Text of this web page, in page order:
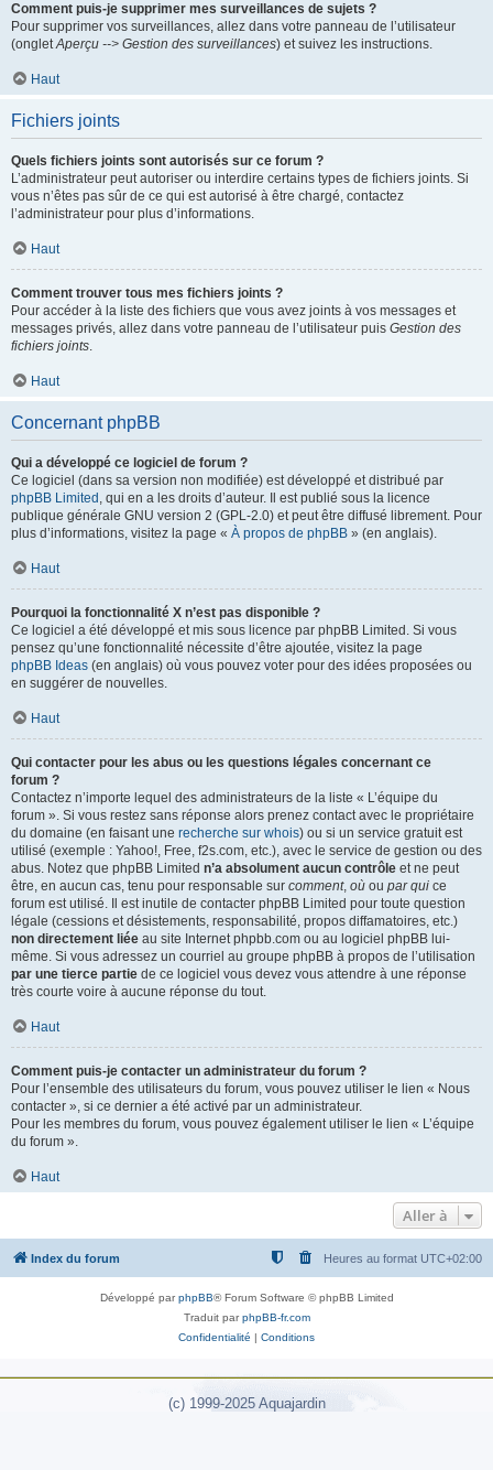
Comment puis-je supprimer mes surveillances de sujets ?
Pour supprimer vos surveillances, allez dans votre panneau de l’utilisateur
(ongletAperçu --> Gestion des surveillances) et suivez les instructions.
Haut
Fichiers joints
Quels fichiers joints sont autorisés sur ce forum ?
L’administrateur peut autoriser ou interdire certains types de fichiers joints. Si
vous n’êtes pas sûr de ce qui est autorisé à être chargé, contactez
l’administrateur pour plus d’informations.
Haut
Comment trouver tous mes fichiers joints ?
Pour accéder à la liste des fichiers que vous avez joints à vos messages et
messages privés, allez dans votre panneau de l’utilisateur puis Gestion des
fichiers joints.
Haut
Concernant phpBB
Qui a développé ce logiciel de forum ?
Ce logiciel (dans sa version non modifiée) est développé et distribué par
phpBB Limited , qui en a les droits d’auteur. Il est publié sous la licence
publique générale GNU version 2 (GPL-2.0) et peut être diffusé librement. Pour
plus d’informations, visitez la page « À propos de phpBB » (en anglais).
Haut
Pourquoi la fonctionnalité X n’est pas disponible ?
Ce logiciel a été développé et mis sous licence par phpBB Limited. Si vous
pensez qu’une fonctionnalité nécessite d’être ajoutée, visitez la page
phpBB Ideas (en anglais) où vous pouvez voter pour des idées proposées ou
en suggérer de nouvelles.
Haut
Qui contacter pour les abus ou les questions légales concernant ce
forum ?
Contactez n’importe lequel des administrateurs de la liste « L’équipe du
forum ». Si vous restez sans réponse alors prenez contact avec le propriétaire
du domaine (en faisant une recherche sur whois) ou si un service gratuit est
utilisé (exemple : Yahoo!, Free, f2s.com, etc.), avec le service de gestion ou des
abus. Notez que phpBB Limited n’a absolument aucun contrôle et ne peut
être, en aucun cas, tenu pour responsable sur comment, où ou par qui ce
forum est utilisé. Il est inutile de contacter phpBB Limited pour toute question
légale (cessions et désistements, responsabilité, propos diffamatoires, etc.)
non directement liée au site Internet phpbb.com ou au logiciel phpBB lui-
même. Si vous adressez un courriel au groupe phpBB à propos de l’utilisation
par une tierce partie de ce logiciel vous devez vous attendre à une réponse
très courte voire à aucune réponse du tout.
Haut
Comment puis-je contacter un administrateur du forum ?
Pour l’ensemble des utilisateurs du forum, vous pouvez utiliser le lien « Nous
contacter », si ce dernier a été activé par un administrateur.
Pour les membres du forum, vous pouvez également utiliser le lien « L’équipe
du forum ».
Haut
Aller à
Index du forum Heures au format UTC+02:00
Développé parphpBB® Forum Software © phpBB Limited
Traduit parphpBB-fr.com
Confidentialité | Conditions
(c) 1999-2025 Aquajardin